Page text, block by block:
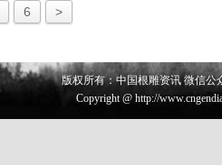
6 >
版权所有：中国根雕资讯 微信公
Copyright @ http://